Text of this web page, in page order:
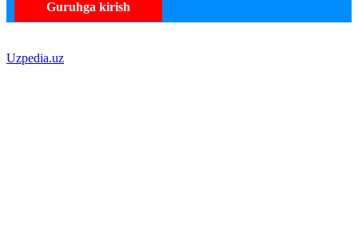
Guruhga kirish
Uzpedia.uz